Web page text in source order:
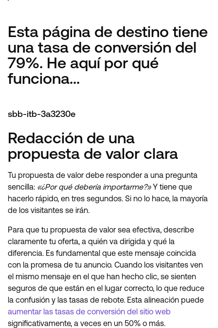
Esta página de destino tiene
una tasa de conversión del
79%. He aquí por qué
funciona...
sbb-itb-3a3230e
Redacción de una
propuesta de valor clara
Tu propuesta de valor debe responder a una pregunta
sencilla: «¿Por qué debería importarme?»Y tiene que
hacerlo rápido, en tres segundos. Si no lo hace, la mayoría
de los visitantes se irán.
Para que tu propuesta de valor sea efectiva, describe
claramente tu oferta, a quién va dirigida y qué la
diferencia. Es fundamental que este mensaje coincida
con la promesa de tu anuncio. Cuando los visitantes ven
el mismo mensaje en el que han hecho clic, se sienten
seguros de que están en el lugar correcto, lo que reduce
la confusión y las tasas de rebote. Esta alineación puede
aumentar las tasas de conversión del sitio web
significativamente, a veces en un 50% o más.